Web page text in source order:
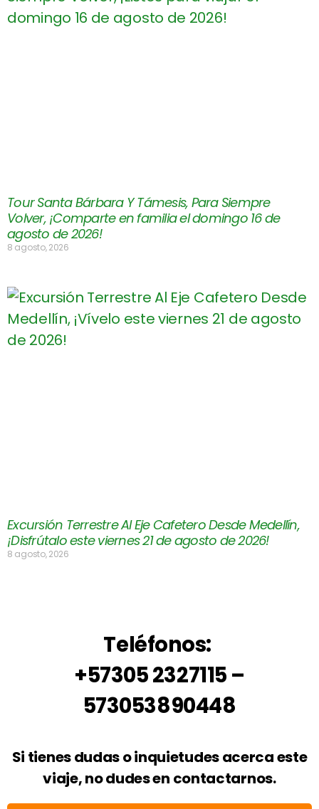
Tour Santa Bárbara Y Támesis, Para Siempre
Volver, ¡Comparte en familia el domingo 16 de
agosto de 2026!
8 agosto, 2026
Excursión Terrestre Al Eje Cafetero Desde Medellín,
¡Disfrútalo este viernes 21 de agosto de 2026!
8 agosto, 2026
Teléfonos:
+57305 2327115 –
573053890448
Si tienes dudas o inquietudes acerca este
viaje, no dudes en contactarnos.